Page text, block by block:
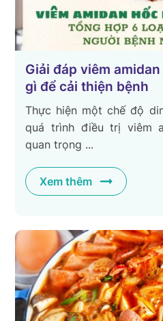
Giải đáp viêm
gì để cải thiện bệnh
Thực hiện một chế độ
quá trình điều trị viêm
quan trọng ...
Xem thêm